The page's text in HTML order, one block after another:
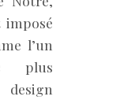
imposé
l’un
plus